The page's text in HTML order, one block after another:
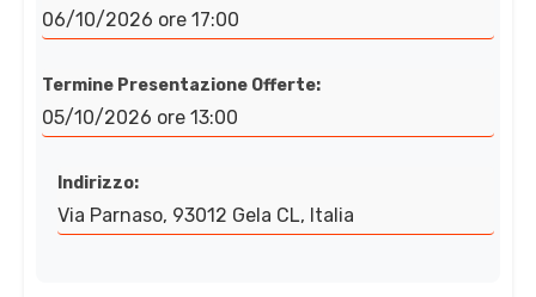
06/10/2026 ore 17:00
Termine Presentazione Offerte:
05/10/2026 ore 13:00
Indirizzo:
Via Parnaso, 93012 Gela CL, Italia